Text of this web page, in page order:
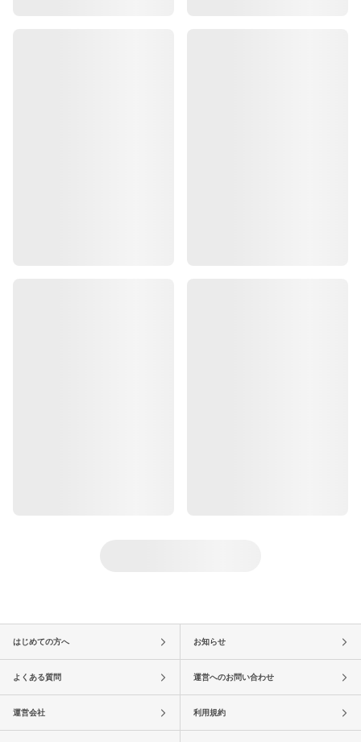
はじめての方へ お知らせ
よくある質問 運営へのお問い合わせ
運営会社 利用規約